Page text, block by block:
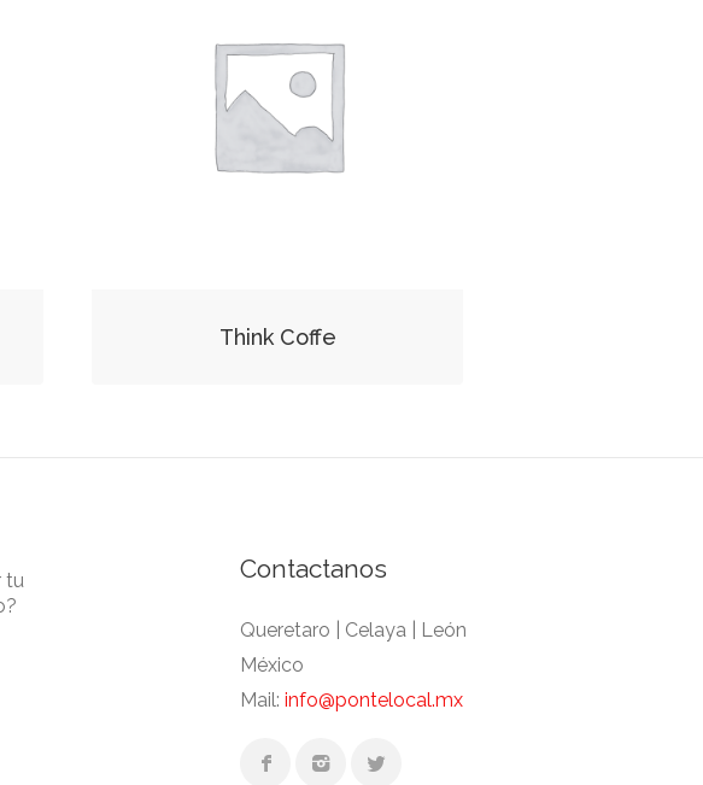
Think Coffe
tu
Contactanos
Queretaro | Celaya | León
México
Mail: info@pontelocal.mx